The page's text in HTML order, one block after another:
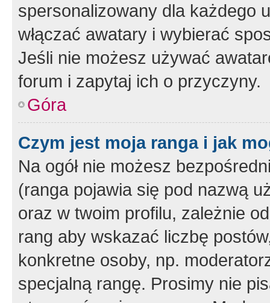
spersonalizowany dla każdego
włączać awatary i wybierać
Jeśli nie możesz używać
forum i zapytaj ich o przyczyny.
Góra
Czym jest moja ranga i jak
Na ogół nie możesz
(ranga pojawia się pod nazwą
oraz w twoim profilu, zależnie
rang aby wskazać liczbę
konkretne osoby, np.
specjalną rangę. Prosimy nie